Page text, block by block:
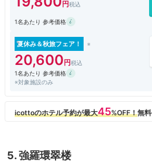
1名あたり 参考価格
夏休み＆秋旅フェア！
20,600
1名あたり 参考価格
※対象施設のみ
5. 強羅環翠楼